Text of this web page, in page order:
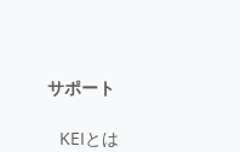
サポート
KEIとは